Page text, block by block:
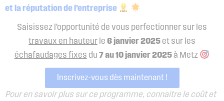
et la réputation de l’entreprise
Saisissez l’opportunité de vous perfectionner sur les
travaux en hauteur le 6 janvier 2025 et sur les
échafaudages fixes du 7 au 10 janvier 2025à Metz
Inscrivez-vous dès maintenant !
Pour en savoir plus sur ce programme, connaitre le coût et